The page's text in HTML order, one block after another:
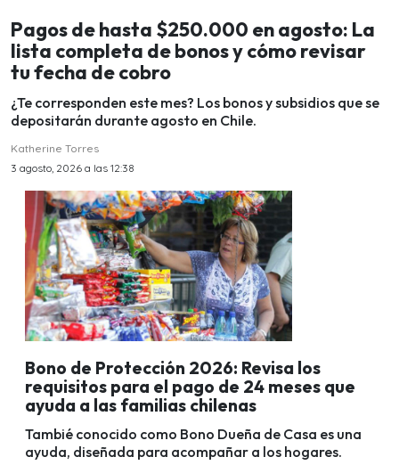
Pagos de hasta $250.000 en agosto: La
lista completa de bonos y cómo revisar
tu fecha de cobro
¿Te corresponden este mes? Los bonos y subsidios que se
depositarán durante agosto en Chile.
Katherine Torres
3 agosto, 2026 a las 12:38
Bono de Protección 2026: Revisa los
requisitos para el pago de 24 meses que
ayuda a las familias chilenas
Tambié conocido como Bono Dueña de Casa es una
ayuda, diseñada para acompañar a los hogares.